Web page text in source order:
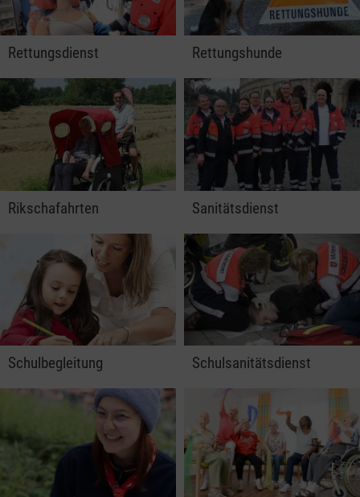
Rettungsdienst Rettungshunde
Rikschafahrten Sanitätsdienst
Schulbegleitung Schulsanitätsdienst